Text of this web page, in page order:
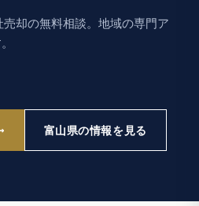
却の無料相談。地域の専門ア
富山県の情報を見る